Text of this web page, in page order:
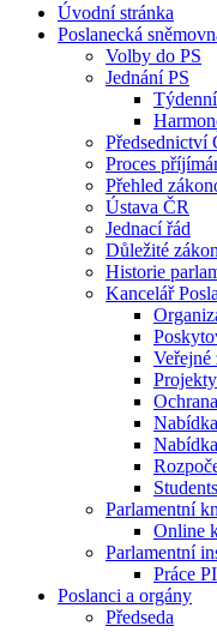
Úvodní stránka
Poslanecká
Volby do PS
Jednání PS
Předsednictví
Proces
Přehled
Ústava ČR
Jednací řád
Důležité
Historie
Kancelář
Veřejné
Parlamentní
Online
Parlamentní
Práce PI
Poslanci a orgány
Předseda